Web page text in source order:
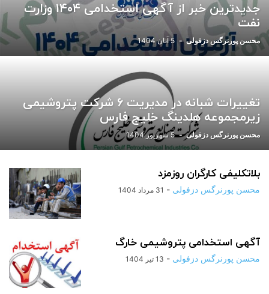
ورزشی یادداشت
جدیدترین خبر از آگهی استخدامی ۱۴۰۴ وزارت
نفت
محسن پورنرگس دزفولی - 5 آبان 1404
تغییرات شبانه در مدیریت ۶ شرکت پتروشیمی
زیرمجموعه هلدینگ خلیج فارس
محسن پورنرگس دزفولی - 5 شهریور 1404
بلاتکلیفی کارگران روزمزد
محسن پورنرگس دزفولی - 31 مرداد 1404
آگهی استخدامی پتروشیمی خارگ
محسن پورنرگس دزفولی - 13 تیر 1404